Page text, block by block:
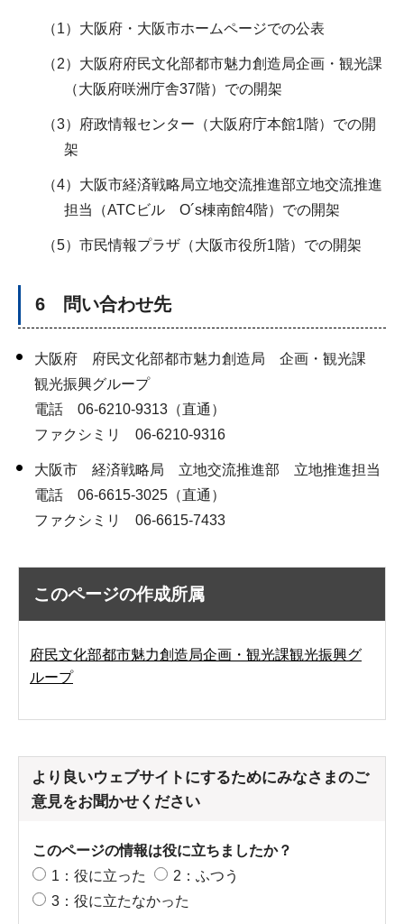
（1）大阪府・大阪市ホームページでの公表
（2）大阪府府民文化部都市魅力創造局企画・観光課
（大阪府咲洲庁舎37階）での開架
（3）府政情報センター（大阪府庁本館1階）での開
架
（4）大阪市経済戦略局立地交流推進部立地交流推進
担当（ATCビル O´s棟南館4階）での開架
（5）市民情報プラザ（大阪市役所1階）での開架
6 問い合わせ先
大阪府 府民文化部都市魅力創造局 企画・観光課
観光振興グループ
電話 06-6210-9313（直通）
ファクシミリ 06-6210-9316
大阪市 経済戦略局 立地交流推進部 立地推進担当
電話 06-6615-3025（直通）
ファクシミリ 06-6615-7433
このページの作成所属
府民文化部都市魅力創造局企画・観光課観光振興グ
ループ
より良いウェブサイトにするためにみなさまのご
意見をお聞かせください
このページの情報は役に立ちましたか？
1：役に立った
2：ふつう
3：役に立たなかった